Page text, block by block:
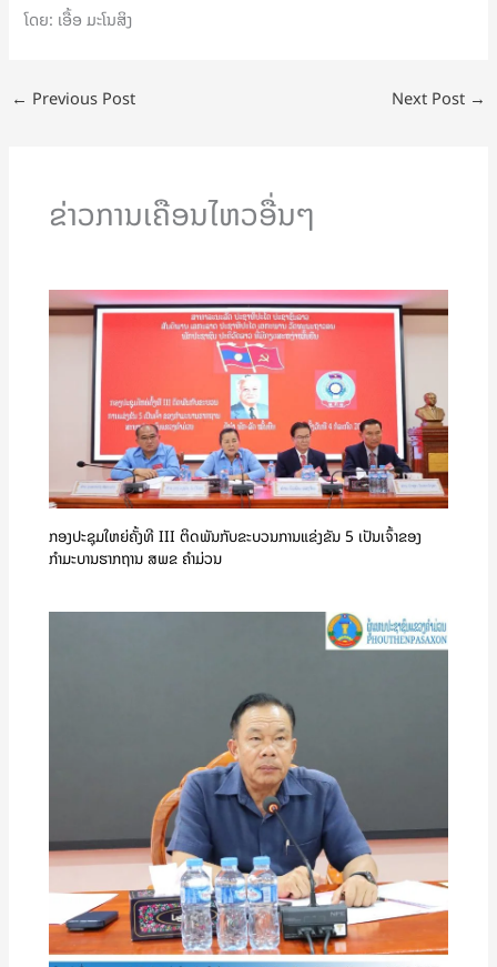
ໂດຍ: ເອື້ອ ມະໂນສິງ
← Previous Post Next Post →
ຂ່າວການເຄືອນໄຫວອື່ນໆ
ກອງປະຊຸມໃຫຍ່ຄັ້ງທີ III ຕິດພັນກັບຂະບວນການແຂ່ງຂັນ 5 ເປັນເຈົ້າຂອງ
ກຳມະບານຮາກຖານ ສພຂ ຄໍາມ່ວນ